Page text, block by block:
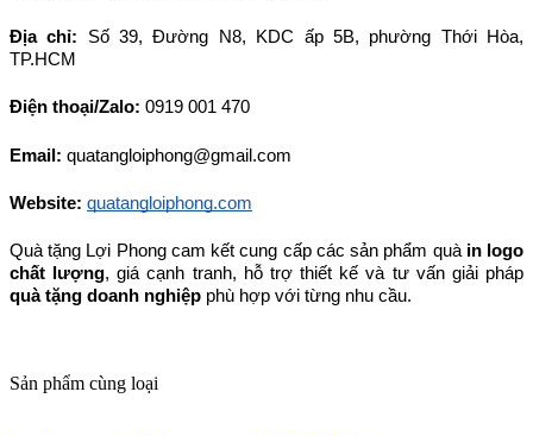
Địa chỉ: Số 39, Đường N8, KDC ấp 5B, phường Thới Hòa,
TP.HCM
Điện thoại/Zalo: 0919 001 470
Email: quatangloiphong@gmail.com
Website: quatangloiphong.com
Quà tặng Lợi Phong cam kết cung cấp các sản phẩm quà in logo
chất lượng
quà tặng doanh nghiệp phù hợp với từng nhu cầu.
Sản phẩm cùng loại